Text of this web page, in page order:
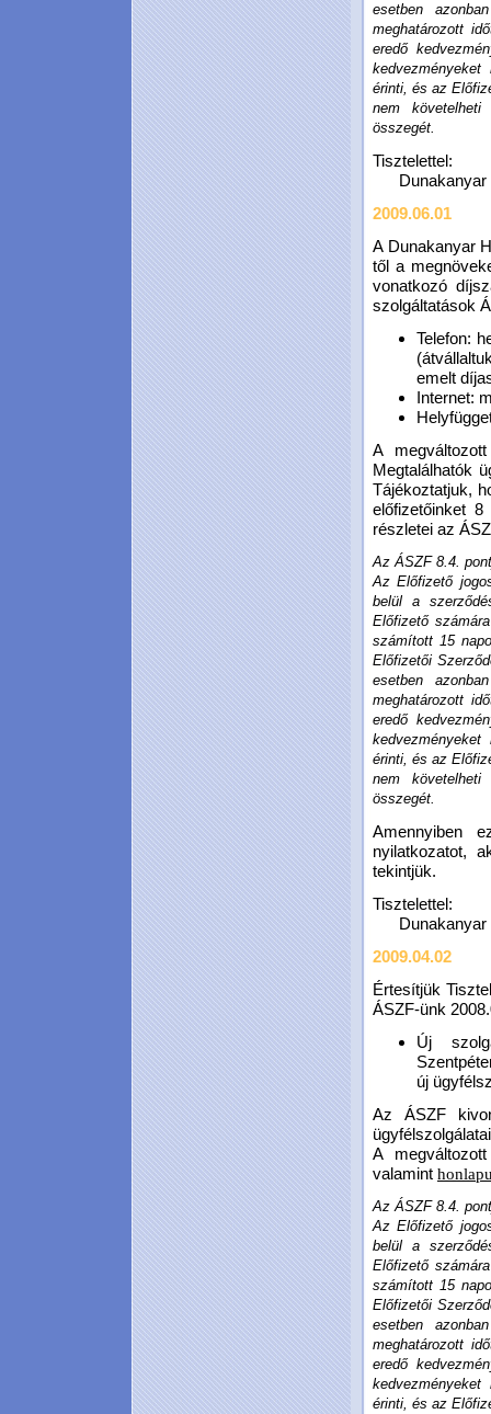
esetben
meghatározott
eredő
érinti, és az
nem követelheti
összegét.
Tisztelettel:
Dunakanyar
2009.06.01
A Dunakanyar
től a
vonatkozó
szolgáltatások
Telefon:
emelt
Internet:
A
Megtalálhatók
Tájékoztatjuk,
előfizetőinket
részletei az
Az ÁSZF 8.4.
Az Előfizető
belül a
Előfizető
számított 15
Előfizetői
esetben
meghatározott
eredő
érinti, és az
nem követelheti
összegét.
Amennyiben
nyilatkozatot,
tekintjük.
Tisztelettel:
Dunakanyar
2009.04.02
Értesítjük
ÁSZF-ünk
Új
új
Az ÁSZF
A
valamint
Az ÁSZF 8.4.
Az Előfizető
belül a
Előfizető
számított 15
Előfizetői
esetben
meghatározott
eredő
érinti, és az